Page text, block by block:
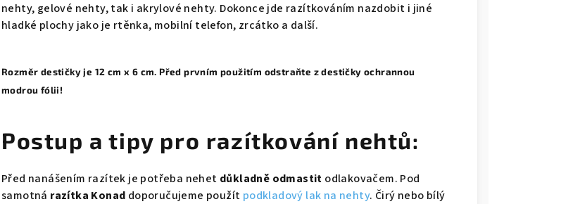
nehty, gelové nehty, tak i akrylové nehty. Dokonce jde razítkováním nazdobit i jiné
hladké plochy jako je rtěnka, mobilní telefon, zrcátko a další.
Rozměr destičky je 12 cm x 6 cm. Před prvním použitím odstraňte z destičky ochrannou
modrou fólii!
Postup a tipy pro razítkování nehtů:
Před nanášením razítek je potřeba nehet důkladně odmastit odlakovačem. Pod
samotná razítka Konad doporučujeme použít podkladový lak na nehty. Čirý nebo bílý